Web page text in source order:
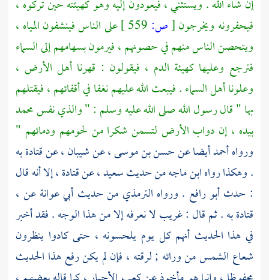
إن شاء الله . ويستثني ، فيعودون إليه وهو كهيئته حين تركوه ،
فيحفرونه ويخرجون[ص:
على الناس فينشفون المياه ،
ويتحصن الناس منهم في حصونهم ، فيرمون بسهامهم إلى السماء
فترجع وعليها كهيئة الدم ، فيقولون : قهرنا أهل الأرض ،
وعلونا أهل السماء . فيبعث الله عليهم نغفا في أقفائهم ، فيقتلهم
بها " قال رسول الله صلى الله عليه وسلم : " والذي نفس محمد
بيده ، إن دواب الأرض لتسمن شكرا من لحومهم ودمائهم "
ورواهأحمدأيضا عنحسن بن موسى ،عنشيبان، عنقتادةبه
. وهكذا رواهابن ماجهمن حديثسعيد، عنقتادة ،إلا أنه قال
: حدثأبو رافع . ورواه الترمذي من حديث أبي عوانةعن ،
قتادةبه . ثم قال : غريب لا نعرفه إلا من هذا الوجه . فقد أخبر
في هذا الحديث أنهم كل يوم يلحسونه ، حتى كادوا ينظرون
شعاع الشمس من ورائه ; لرقته ، فإن لم يكن رفع هذا الحديث